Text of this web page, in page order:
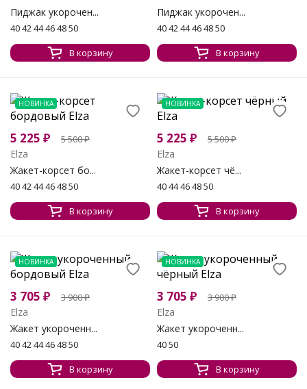
Пиджак укорочен...
40 42 44 46 48 50
В корзину
Пиджак укорочен...
40 42 44 46 48 50
В корзину
НОВИНКА
5 225 ₽ 5 500₽
Elza
Жакет-корсет бо...
40 42 44 46 48 50
В корзину
НОВИНКА
5 225 ₽ 5 500₽
Elza
Жакет-корсет чё...
40 44 46 48 50
В корзину
НОВИНКА
3 705 ₽ 3 900₽
Elza
Жакет укороченн...
40 42 44 46 48 50
В корзину
НОВИНКА
3 705 ₽ 3 900₽
Elza
Жакет укороченн...
40 50
В корзину